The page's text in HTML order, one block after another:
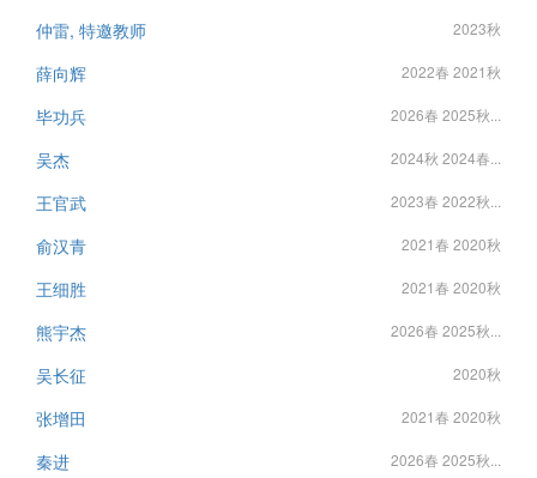
仲雷, 特邀教师 2023秋
薛向辉 2022春 2021秋
毕功兵 2026春 2025秋...
吴杰 2024秋 2024春...
王官武 2023春 2022秋...
俞汉青 2021春 2020秋
王细胜 2021春 2020秋
熊宇杰 2026春 2025秋...
吴长征 2020秋
张增田 2021春 2020秋
秦进 2026春 2025秋...